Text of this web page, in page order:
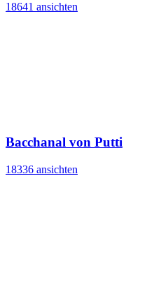
18641 ansichten
Bacchanal von Putti
18336 ansichten